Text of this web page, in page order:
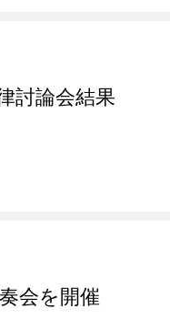
討論会結果
会を開催